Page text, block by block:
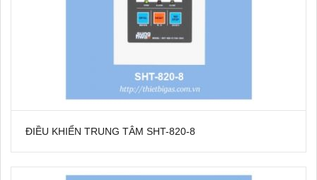
ĐIỀU KHIỂN TRUNG TÂM SHT-820-8